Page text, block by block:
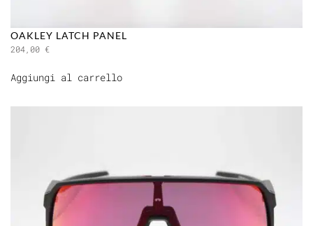
OAKLEY LATCH PANEL
204,00 €
Aggiungi al carrello